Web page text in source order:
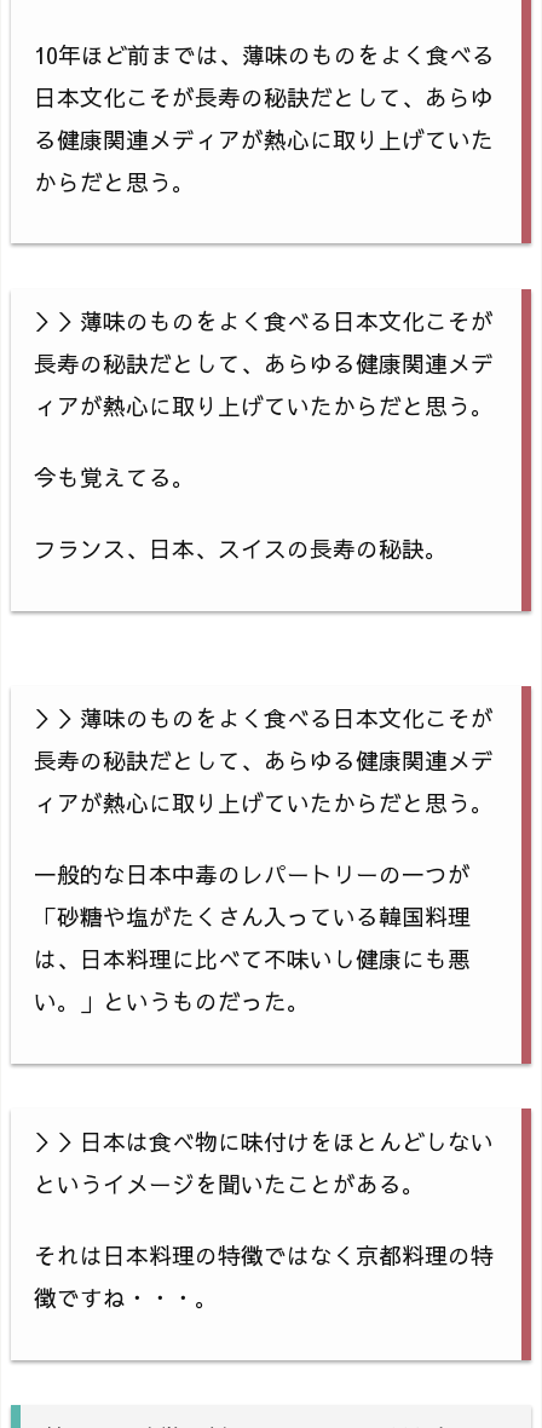
10年ほど前までは、薄味のものをよく食べる
日本文化こそが長寿の秘訣だとして、あらゆ
る健康関連メディアが熱心に取り上げていた
からだと思う。
＞＞薄味のものをよく食べる日本文化こそが
長寿の秘訣だとして、あらゆる健康関連メデ
ィアが熱心に取り上げていたからだと思う。
今も覚えてる。
フランス、日本、スイスの長寿の秘訣。
＞＞薄味のものをよく食べる日本文化こそが
長寿の秘訣だとして、あらゆる健康関連メデ
ィアが熱心に取り上げていたからだと思う。
一般的な日本中毒のレパートリーの一つが
「砂糖や塩がたくさん入っている韓国料理
は、日本料理に比べて不味いし健康にも悪
い。」というものだった。
＞＞日本は食べ物に味付けをほとんどしない
というイメージを聞いたことがある。
それは日本料理の特徴ではなく京都料理の特
徴ですね・・・。